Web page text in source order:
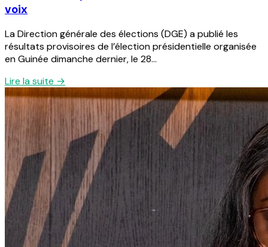
voix
La Direction générale des élections (DGE) a publié les
résultats provisoires de l’élection présidentielle organisée
en Guinée dimanche dernier, le 28...
Lire la suite →